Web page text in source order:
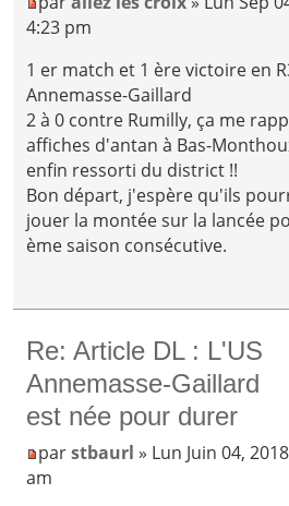
4:23 pm
1 er match et 1 ère victoire en
Annemasse-Gaillard
2 à 0 contre Rumilly, ça me
affiches d'antan à Bas-
enfin ressorti du district !!
Bon départ, j'espère qu'ils
jouer la montée sur la lancée
ème saison consécutive.
Re: Article DL : L'US
Annemasse-Gaillard
est née pour durer
parstbaurl » Lun Juin 04,
am